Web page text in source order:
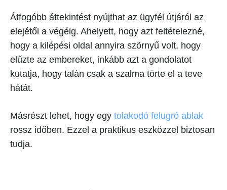
Átfogóbb áttekintést nyújthat az ügyfél útjáról az
elejétől a végéig. Ahelyett, hogy azt feltételezné,
hogy a kilépési oldal annyira szörnyű volt, hogy
elűzte az embereket, inkább azt a gondolatot
kutatja, hogy talán csak a szalma törte el a teve
hátát.
Másrészt lehet, hogy egy tolakodó felugró ablak
rossz időben. Ezzel a praktikus eszközzel biztosan
tudja.